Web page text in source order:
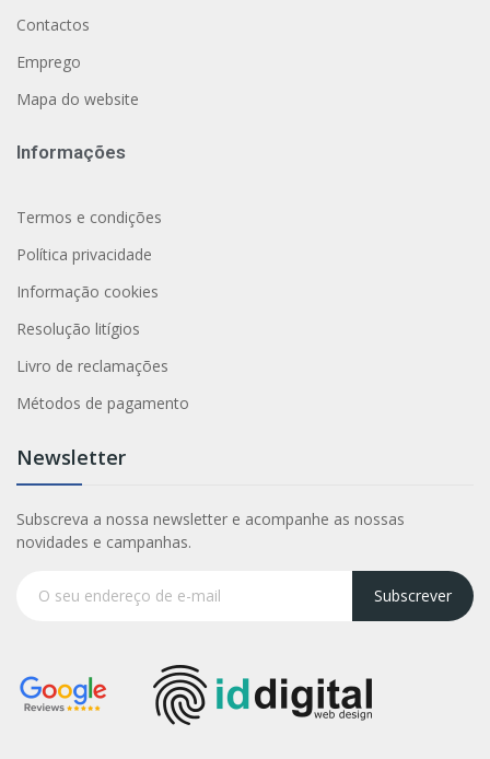
Contactos
Emprego
Mapa do website
Informações
Termos e condições
Política privacidade
Informação cookies
Resolução litígios
Livro de reclamações
Métodos de pagamento
Newsletter
Subscreva a nossa newsletter e acompanhe as nossas
novidades e campanhas.
Subscrever